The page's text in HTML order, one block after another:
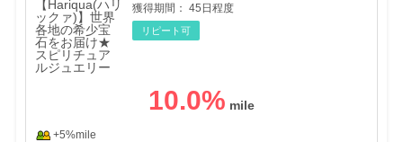
獲得期間： 45日程度
リピート可
10.0%
+5%mile